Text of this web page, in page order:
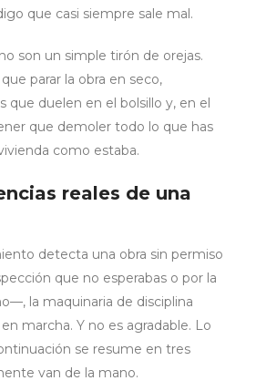
que casi siempre sale mal.
son un simple tirón de orejas.
parar la obra en seco,
que duelen en el bolsillo y, en el
que demoler todo lo que has
como estaba.
reales de una
detecta una obra sin permiso
que no esperabas o por la
la maquinaria de disciplina
marcha. Y no es agradable. Lo
se resume en tres
van de la mano.